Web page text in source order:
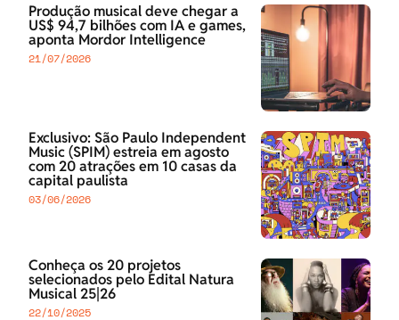
Produção musical deve chegar a
US$ 94,7 bilhões com IA e games,
aponta Mordor Intelligence
21/07/2026
Exclusivo: São Paulo Independent
Music (SPIM) estreia em agosto
com 20 atrações em 10 casas da
capital paulista
03/06/2026
Conheça os 20 projetos
selecionados pelo Edital Natura
Musical 25|26
22/10/2025